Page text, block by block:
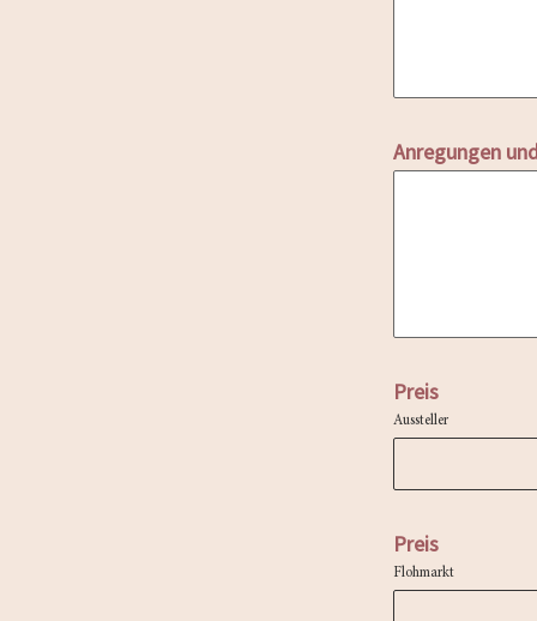
Anregungen
Preis
Aussteller
Preis
Flohmarkt